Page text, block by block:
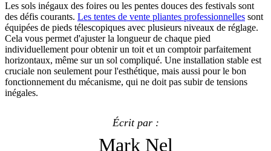
Les sols inégaux des foires ou les pentes douces des festivals sont
des défis courants. Les tentes de vente pliantes professionnelles sont
équipées de pieds télescopiques avec plusieurs niveaux de réglage.
Cela vous permet d'ajuster la longueur de chaque pied
individuellement pour obtenir un toit et un comptoir parfaitement
horizontaux, même sur un sol compliqué. Une installation stable est
cruciale non seulement pour l'esthétique, mais aussi pour le bon
fonctionnement du mécanisme, qui ne doit pas subir de tensions
inégales.
Écrit par :
Mark Nel